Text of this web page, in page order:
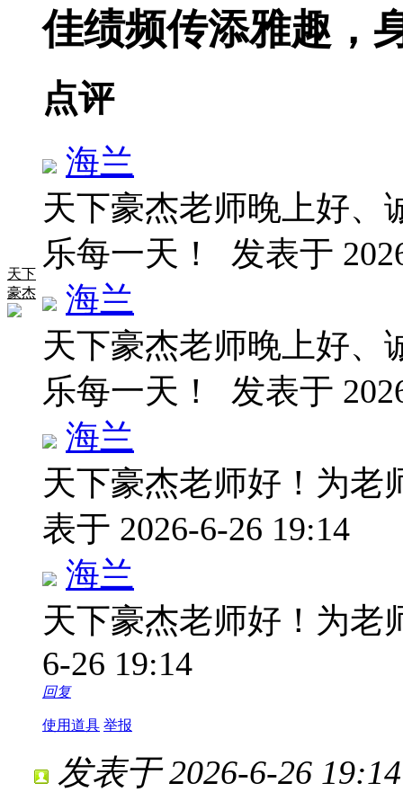
天下
豪杰
佳绩频传添雅趣，
点评
海兰
天下豪杰老师晚上好、
乐每一天！ 发表于
海兰
天下豪杰老师晚上好、
乐每一天！ 发表于
海兰
天下豪杰老师好！为
表于 2026-6-26 19:14
海兰
天下豪杰老师好！为
6-26 19:14
回复
使用道具 举报
发表于 2026-6-26